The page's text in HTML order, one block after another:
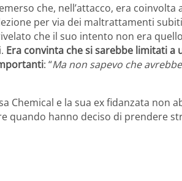
che, nell’attacco, era coinvolta
per via dei maltrattamenti
che il suo intento non era
Era convinta che si sarebbe limitati a
: “Ma non sapevo che
Chemical e la sua ex fidanzata non
quando hanno deciso di prendere